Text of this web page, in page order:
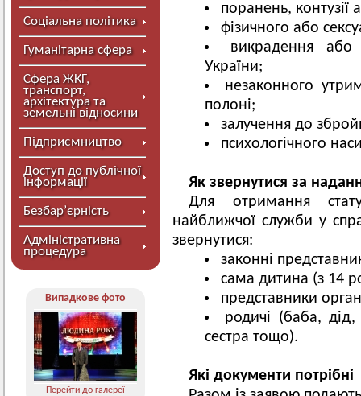
Соціальна політика
Гуманітарна сфера
Сфера ЖКГ,
транспорт,
архітектура та
земельні відносини
Підприємництво
Доступ до публічної
інформації
Безбар’єрність
Адміністративна
процедура
Випадкове фото
Перейти до галереї
поранень, контузії
фізичного або
викрадення
України;
незаконного
полоні;
залучення до
психологічного
Як звернутися за
Для отримання
найближчої служби у
звернутися:
законні
сама дитина (з 14
представники
родичі (баба, дід,
сестра тощо).
Які документи потрібні